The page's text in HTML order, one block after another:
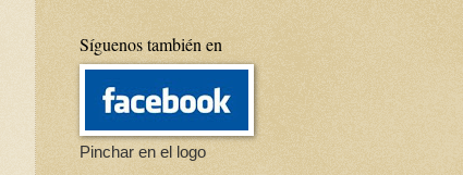
Síguenos también en
Pinchar en el logo